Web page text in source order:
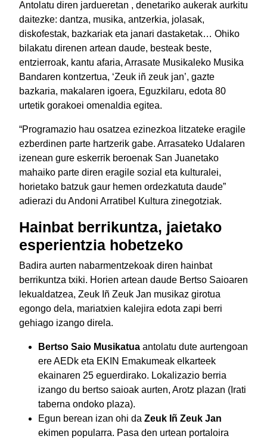
Antolatu diren jardueretan , denetariko aukerak aurkitu
daitezke: dantza, musika, antzerkia, jolasak,
diskofestak, bazkariak eta janari dastaketak… Ohiko
bilakatu direnen artean daude, besteak beste,
entzierroak, kantu afaria, Arrasate Musikaleko Musika
Bandaren kontzertua, ‘Zeuk iñ zeuk jan’, gazte
bazkaria, makalaren igoera, Eguzkilaru, edota 80
urtetik gorakoei omenaldia egitea.
“Programazio hau osatzea ezinezkoa litzateke eragile
ezberdinen parte hartzerik gabe. Arrasateko Udalaren
izenean gure eskerrik beroenak San Juanetako
mahaiko parte diren eragile sozial eta kulturalei,
horietako batzuk gaur hemen ordezkatuta daude”
adierazi du Andoni Arratibel Kultura zinegotziak.
Hainbat berrikuntza, jaietako
esperientzia hobetzeko
Badira aurten nabarmentzekoak diren hainbat
berrikuntza txiki. Horien artean daude Bertso Saioaren
lekualdatzea, Zeuk Iñ Zeuk Jan musikaz girotua
egongo dela, mariatxien kalejira edota zapi berri
gehiago izango direla.
Bertso Saio Musikatua antolatu dute aurtengoan
ere AEDk eta EKIN Emakumeak elkarteek
ekainaren 25 eguerdirako. Lokalizazio berria
izango du bertso saioak aurten, Arotz plazan (Irati
taberna ondoko plaza).
Egun berean izan ohi da Zeuk Iñ Zeuk Jan
ekimen popularra. Pasa den urtean portaloira